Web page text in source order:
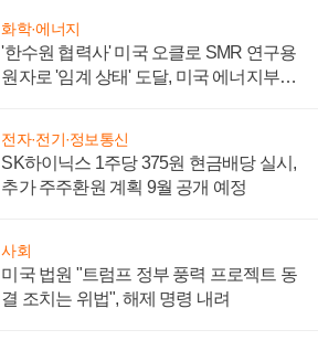
화학·에너지
'한수원 협력사' 미국 오클로 SMR 연구용
원자로 '임계 상태' 도달, 미국 에너지부
전자·전기·정보통신
SK하이닉스 1주당 375원 현금배당 실시,
추가 주주환원 계획 9월 공개 예정
사회
미국 법원 "트럼프 정부 풍력 프로젝트 동
결 조치는 위법", 해제 명령 내려